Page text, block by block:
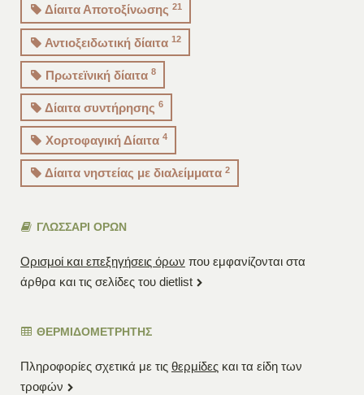
Δίαιτα Αποτοξίνωσης21
Αντιοξειδωτική δίαιτα12
Πρωτεϊνική δίαιτα8
Δίαιτα συντήρησης6
Χορτοφαγική Δίαιτα4
Δίαιτα νηστείας με διαλείμματα2
ΓΛΩΣΣΑΡΙ ΟΡΩΝ
Ορισμοί και επεξηγήσεις όρων που εμφανίζονται στα
άρθρα και τις σελίδες του dietlist
ΘΕΡΜΙΔΟΜΕΤΡΗΤΗΣ
Πληροφορίες σχετικά με τις θερμίδεςκαι τα είδη των
τροφών